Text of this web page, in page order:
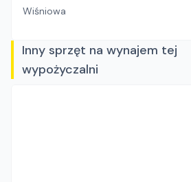
Wiśniowa
Inny sprzęt na wynajem tej
wypożyczalni